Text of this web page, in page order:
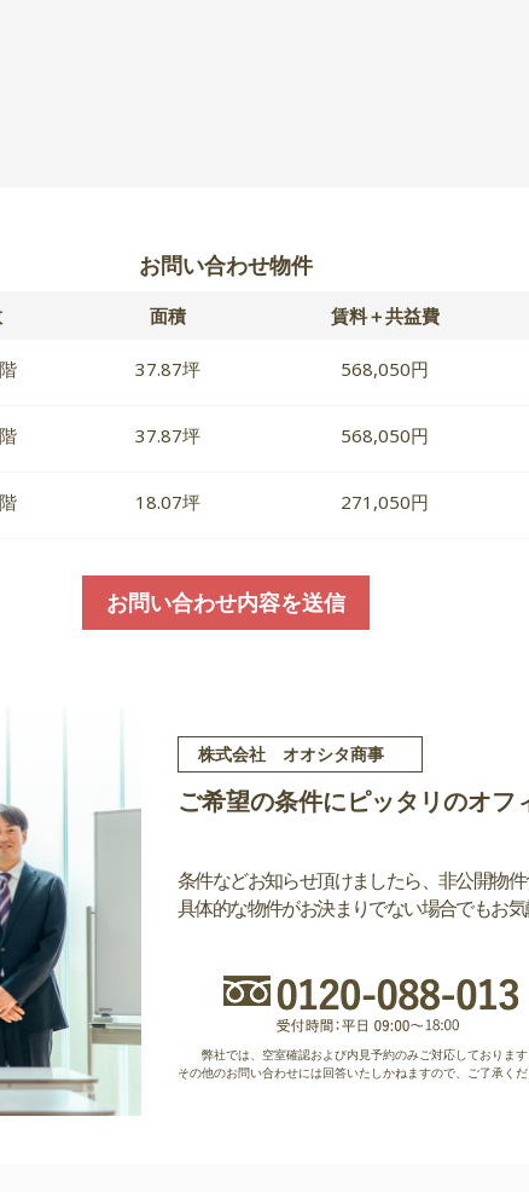
お問い合わせ物件
面積 賃料＋共益費
37.87坪 568,050円
37.87坪 568,050円
18.07坪 271,050円
お問い合わせ内容を送信
株式会社 オオシタ商事
ご希望の条件にピッタリのオフ
条件などお知らせ頂けましたら、非公開物
具体的な物件がお決まりでない場合でもお気
弊社では、空室確認および内見予約のみご対応しております
その他のお問い合わせには回答いたしかねますので、ご了承くだ